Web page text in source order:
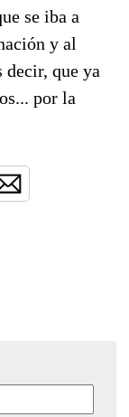
se iba a
y al
decir, que ya
por la